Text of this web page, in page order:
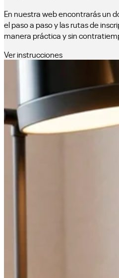
En nuestra web encontrarás un
el paso a paso y las rutas de
manera práctica y sin
Ver instrucciones